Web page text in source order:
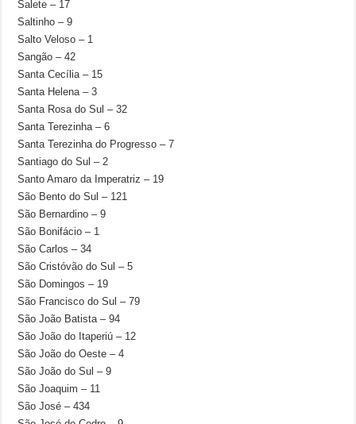
Salete – 17
Saltinho – 9
Salto Veloso – 1
Sangão – 42
Santa Cecília – 15
Santa Helena – 3
Santa Rosa do Sul – 32
Santa Terezinha – 6
Santa Terezinha do Progresso – 7
Santiago do Sul – 2
Santo Amaro da Imperatriz – 19
São Bento do Sul – 121
São Bernardino – 9
São Bonifácio – 1
São Carlos – 34
São Cristóvão do Sul – 5
São Domingos – 19
São Francisco do Sul – 79
São João Batista – 94
São João do Itaperiú – 12
São João do Oeste – 4
São João do Sul – 9
São Joaquim – 11
São José – 434